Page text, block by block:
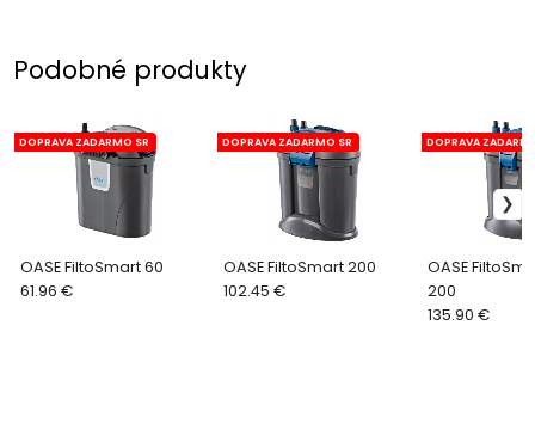
Podobné produkty
OASE FiltoSmart 60
DOPRAVA ZADARMO SR
61.96 €
OASE FiltoSmart 200
DOPRAVA ZADARMO SR
102.45 €
OASE
200
DOPRAVA
135.90 €